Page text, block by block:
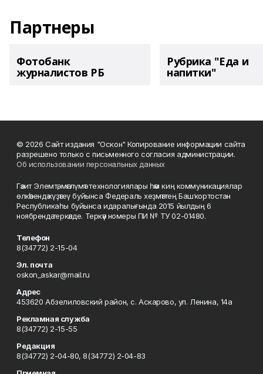
Партнеры
Фотобанк
журналистов РБ
Рубрика "Еда и
напитки"
© 2026 Сайт издания "Оскон" Копирование информации сайта
разрешено только с письменного согласия администрации.
Об использовании персональных данных
Гәзит Элемтә, мәғлүмәт технологиялары һәм киң коммуникациялар
өлкәһендә күҙәтеү буйынса Федераль хеҙмәттең Башҡортостан
Республикаһы буйынса идаралығында 2015 йылдың 6
ноябрендә теркәлде. Теркәү номеры ПИ № ТУ 02-01480.
Телефон
8(34772) 2-15-04
Эл. почта
oskon_askar@mail.ru
Адрес
453620 Абзелиловский район, с. Аскарово, ул. Ленина, 14а
Рекламная служба
8(34772) 2-15-55
Редакция
8(34772) 2-04-80, 8(34772) 2-04-83